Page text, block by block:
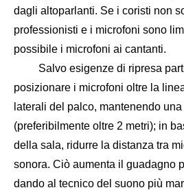
dagli altoparlanti. Se i coristi non
professionisti e i microfoni sono
possibile i microfoni ai cantanti.
Salvo esigenze di ripresa
posizionare i microfoni oltre la
laterali del palco, mantenendo
(preferibilmente oltre 2 metri); in
della sala, ridurre la distanza tra
sonora. Ciò aumenta il guadagno
dando al tecnico del suono più